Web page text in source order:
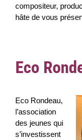
compositeur,
hâte de vous
Eco
Eco Rondeau,
l’association
des jeunes qui
s’investissent